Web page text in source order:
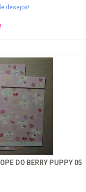
desejos!
DO BERRY PUPPY 05